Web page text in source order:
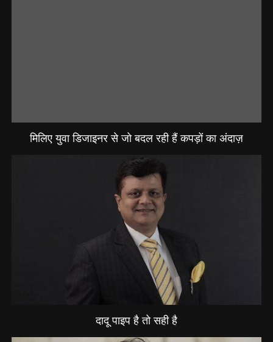
मिलिए युवा डिजाइनर से जो बदल रही हैं कपड़ों का अंदाज़
दादू पाइप है तो सही है